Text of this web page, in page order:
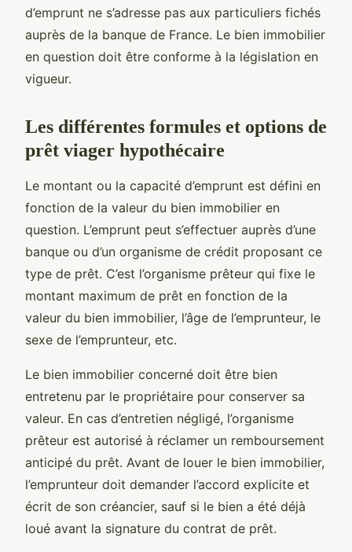
d’emprunt ne s’adresse pas aux particuliers fichés
auprès de la banque de France. Le bien immobilier
en question doit être conforme à la législation en
vigueur.
Les différentes formules et options de
prêt viager hypothécaire
Le montant ou la capacité d’emprunt est défini en
fonction de la valeur du bien immobilier en
question. L’emprunt peut s’effectuer auprès d’une
banque ou d’un organisme de crédit proposant ce
type de prêt. C’est l’organisme prêteur qui fixe le
montant maximum de prêt en fonction de la
valeur du bien immobilier, l’âge de l’emprunteur, le
sexe de l’emprunteur, etc.
Le bien immobilier concerné doit être bien
entretenu par le propriétaire pour conserver sa
valeur. En cas d’entretien négligé, l’organisme
prêteur est autorisé à réclamer un remboursement
anticipé du prêt. Avant de louer le bien immobilier,
l’emprunteur doit demander l’accord explicite et
écrit de son créancier, sauf si le bien a été déjà
loué avant la signature du contrat de prêt.